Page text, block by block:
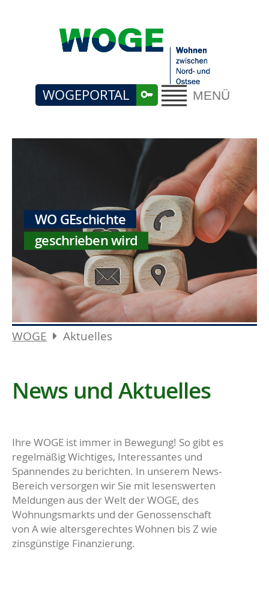
MENÜ
WOGEPORTAL
WO GEschichte
geschrieben wird
WOGE Aktuelles
News und Aktuelles
Ihre WOGE ist immer in Bewegung! So gibt es
regelmäßig Wichtiges, Interessantes und
Spannendes zu berichten. In unserem News-
Bereich versorgen wir Sie mit lesenswerten
Meldungen aus der Welt der WOGE, des
Wohnungsmarkts und der Genossenschaft
von A wie altersgerechtes Wohnen bis Z wie
zinsgünstige Finanzierung.